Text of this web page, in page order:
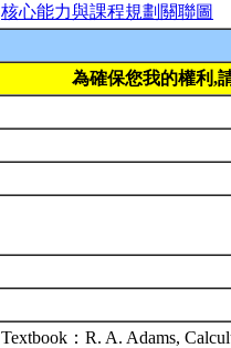
核心能力與課程規劃關聯圖
為確保您我的權利,
Textbook：R. A. Adams,